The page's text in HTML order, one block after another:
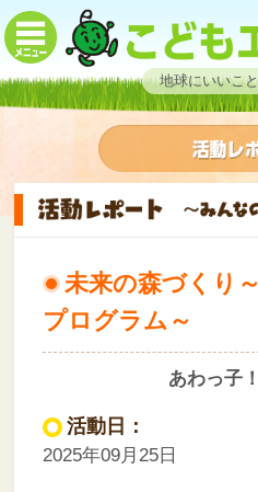
地球にいいこ
未来の森づくり
プログラム～
あわっ子
活動日：
2025年09月25日